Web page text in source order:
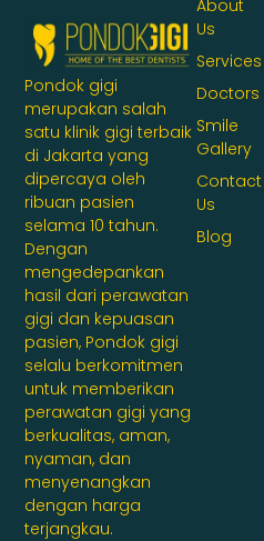
Pondok gigi
merupakan salah
satu klinik gigi terbaik
di Jakarta yang
dipercaya oleh
ribuan pasien
selama 10 tahun.
Dengan
mengedepankan
hasil dari perawatan
gigi dan kepuasan
pasien, Pondok gigi
selalu berkomitmen
untuk memberikan
perawatan gigi yang
berkualitas, aman,
nyaman, dan
menyenangkan
dengan harga
terjangkau.
About
Us
Services
Doctors
Smile
Gallery
Contact
Us
Blog